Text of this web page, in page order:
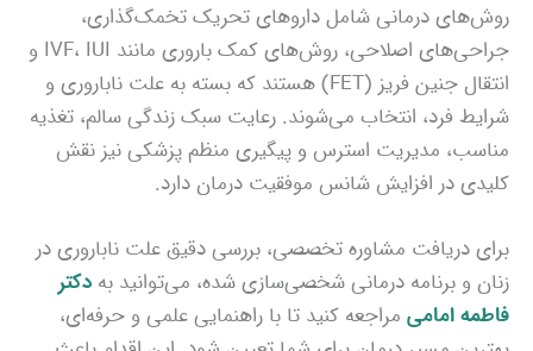
روش‌های درمانی شامل داروهای تحریک تخمک‌گذاری،
جراحی‌های اصلاحی، روش‌های کمک باروری مانند IVF، IUI و
انتقال جنین فریز (FET) هستند که بسته به علت ناباروری و
شرایط فرد، انتخاب می‌شوند. رعایت سبک زندگی سالم، تغذیه
مناسب، مدیریت استرس و پیگیری منظم پزشکی نیز نقش
کلیدی در افزایش شانس موفقیت درمان دارد.
برای دریافت مشاوره تخصصی، بررسی دقیق علت ناباروری در
زنان و برنامه درمانی شخصی‌سازی شده، می‌توانید به دکتر
فاطمه امامی مراجعه کنید تا با راهنمایی علمی و حرفه‌ای،